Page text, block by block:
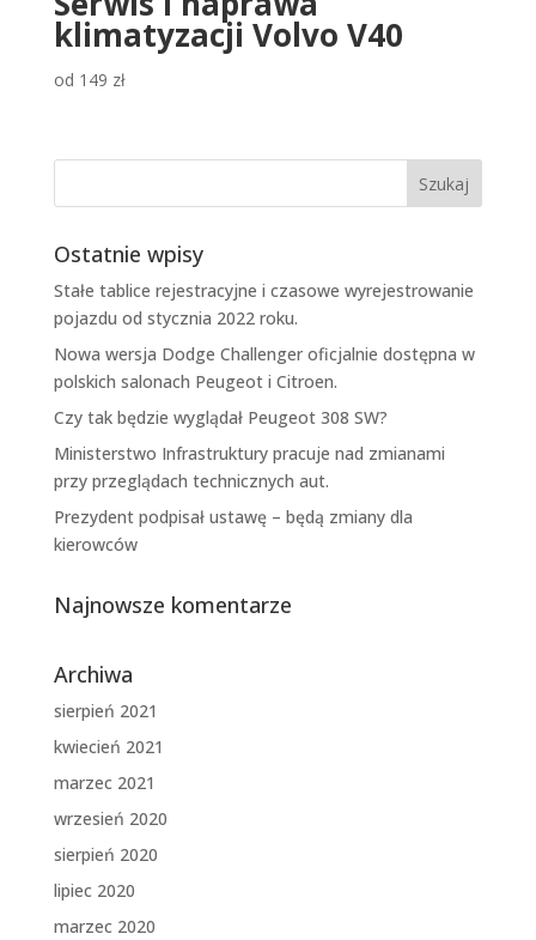
klimatyzacji Volvo V40
od 149 zł
Ostatnie wpisy
Stałe tablice rejestracyjne i czasowe wyrejestrowanie
pojazdu od stycznia 2022 roku.
Nowa wersja Dodge Challenger oficjalnie dostępna w
polskich salonach Peugeot i Citroen.
Czy tak będzie wyglądał Peugeot 308 SW?
Ministerstwo Infrastruktury pracuje nad zmianami
przy przeglądach technicznych aut.
Prezydent podpisał ustawę – będą zmiany dla
kierowców
Najnowsze komentarze
Archiwa
sierpień 2021
kwiecień 2021
marzec 2021
wrzesień 2020
sierpień 2020
lipiec 2020
marzec 2020